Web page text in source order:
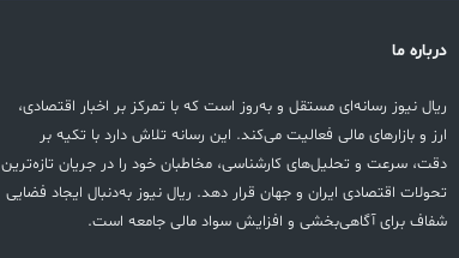
درباره ما
ریال نیوز رسانه‌ای مستقل و به‌روز است که با تمرکز بر اخبار اقتصادی،
ارز و بازارهای مالی فعالیت می‌کند. این رسانه تلاش دارد با تکیه بر
دقت، سرعت و تحلیل‌های کارشناسی، مخاطبان خود را در جریان تازه‌ترین
تحولات اقتصادی ایران و جهان قرار دهد. ریال نیوز به‌دنبال ایجاد فضایی
شفاف برای آگاهی‌بخشی و افزایش سواد مالی جامعه است.